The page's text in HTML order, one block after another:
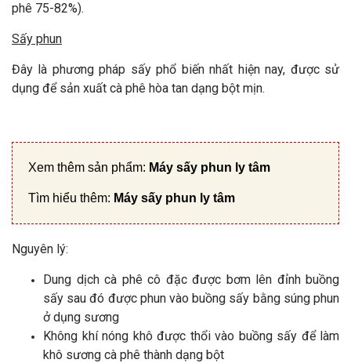
phê 75-82%).
Sấy phun
Đây là phương pháp sấy phổ biến nhất hiện nay, được sử
dụng để sản xuất cà phê hòa tan dạng bột mịn.
Xem thêm sản phẩm: Máy sấy phun ly tâm
Tìm hiểu thêm: Máy sấy phun ly tâm
Nguyên lý:
Dung dịch cà phê cô đặc được bơm lên đỉnh buồng
sấy sau đó được phun vào buồng sấy bằng súng phun
ở dụng sương
Không khí nóng khô được thổi vào buồng sấy để làm
khô sương cà phê thành dạng bột